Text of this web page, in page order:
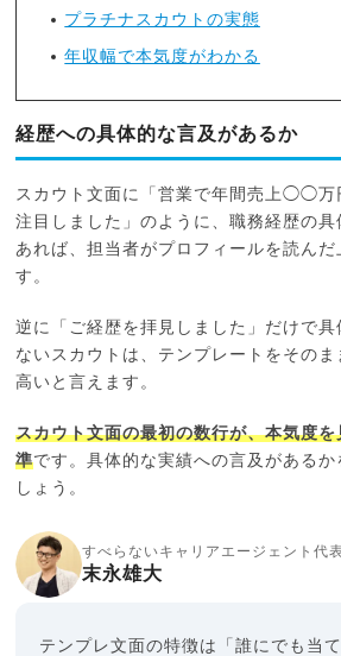
プラチナスカウトの実態
年収幅で本気度がわかる
経歴への具体的な言及があるか
スカウト文面に「営業で年間売上◯◯万
注目しました」のように、職務経歴の
あれば、担当者がプロフィールを読ん
す。
逆に「ご経歴を拝見しました」だけで
ないスカウトは、テンプレートをその
高いと言えます。
スカウト文面の最初の数行が、本気度
準です。具体的な実績への言及があるか
しょう。
すべらないキャリアエージェント代
末永雄大
テンプレ文面の特徴は「誰にでも当